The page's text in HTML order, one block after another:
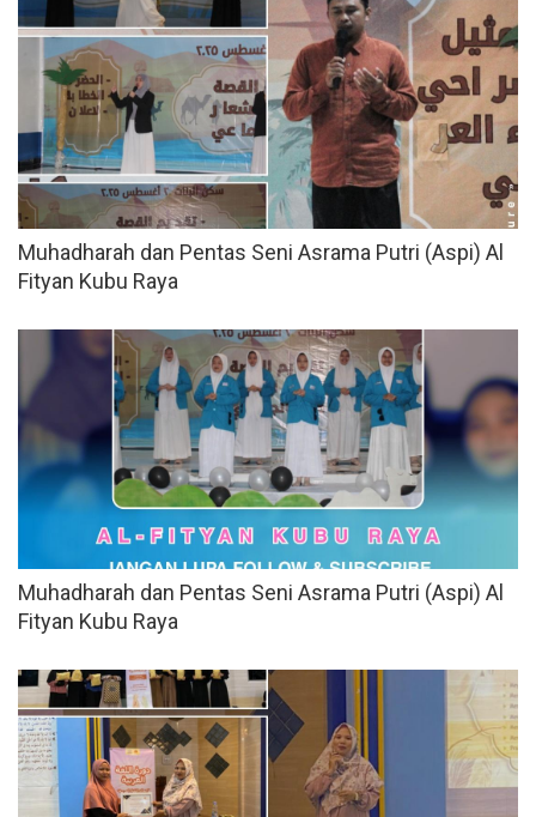
Muhadharah dan Pentas Seni Asrama Putri (Aspi) Al
Fityan Kubu Raya
Muhadharah dan Pentas Seni Asrama Putri (Aspi) Al
Fityan Kubu Raya